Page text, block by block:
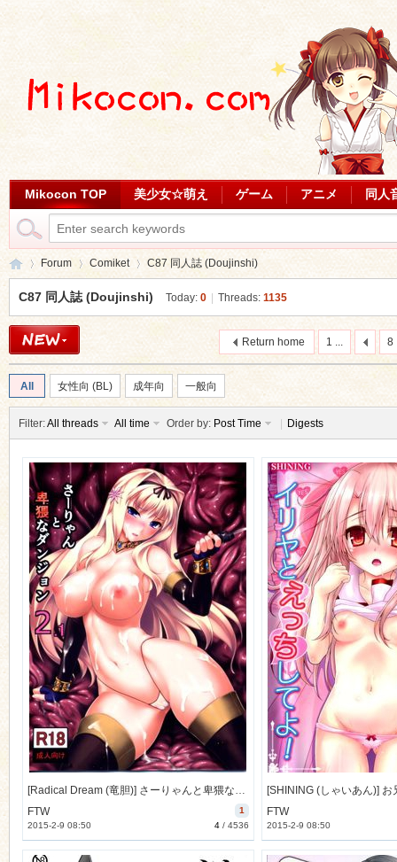
Mikocon TOP 美少女☆萌え ゲーム アニメ 同人
»
Forum Comiket C87 同人誌 (Doujinshi)
C87 同人誌 (Doujinshi) Today: 0 Threads: 1135
1 ... 8
Return home
All 女性向 (BL) 成年向 一般向
Filter:All threads All time Order by: Post Time Digests
[Radical Dream (竜胆)] さーりゃんと卑猥なダンジョン2.1 (ToHeart2 ダンジョントラベラーズ) [42M]
1
FTW
4/ 4536
2015-2-9 08:50
FTW
2015-2-9 08:50